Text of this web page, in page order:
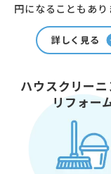
円になることもあり
詳しく見る
ハウスクリーニ
リフォー